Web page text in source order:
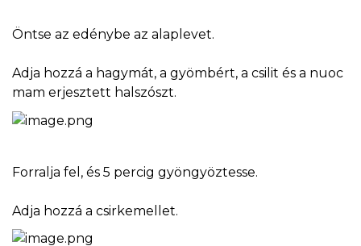
Öntse az edénybe az alaplevet.
Adja hozzá a hagymát, a gyömbért, a csilit és a nuoc
mam erjesztett halszószt.
Forralja fel, és 5 percig gyöngyöztesse.
Adja hozzá a csirkemellet.